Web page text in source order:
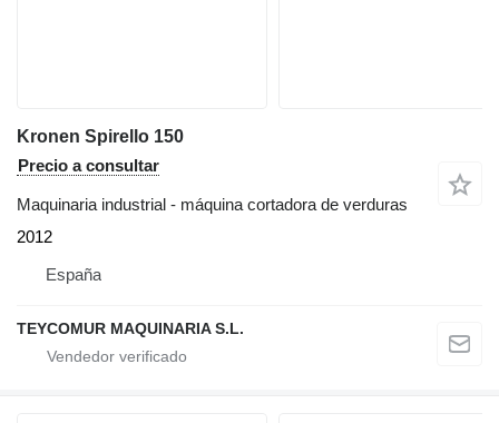
Kronen Spirello 150
Precio a consultar
Maquinaria industrial - máquina cortadora de verduras
2012
España
TEYCOMUR MAQUINARIA S.L.